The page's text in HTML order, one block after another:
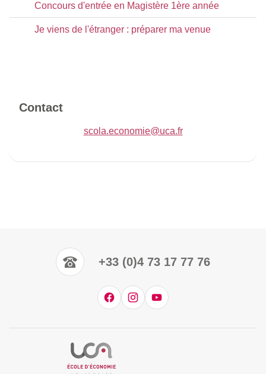
Concours d'entrée en Magistère 1ère année
Je viens de l'étranger : préparer ma venue
Contact
scola.economie@uca.fr
+33 (0)4 73 17 77 76